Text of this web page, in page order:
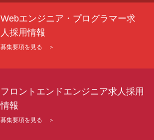
Webエンジニア・プログラマー求
人採用情報
募集要項を見る ＞
フロントエンドエンジニア求人採用
情報
募集要項を見る ＞